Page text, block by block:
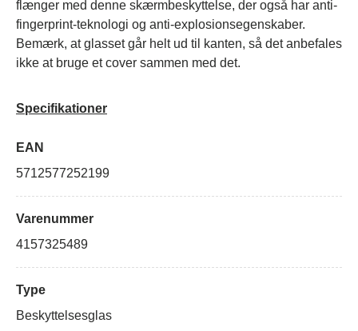
flænger med denne skærmbeskyttelse, der også har anti-
fingerprint-teknologi og anti-explosionsegenskaber.
Bemærk, at glasset går helt ud til kanten, så det anbefales
ikke at bruge et cover sammen med det.
Specifikationer
EAN
5712577252199
Varenummer
4157325489
Type
Beskyttelsesglas